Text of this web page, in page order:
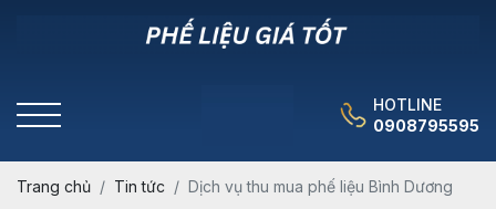
HOTLINE
0908795595
Trang chủ Tin tức Dịch vụ thu mua phế liệu Bình Dương